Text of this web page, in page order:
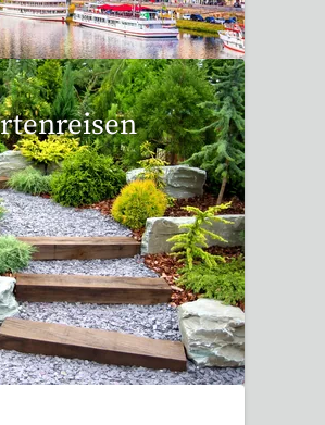
gefunden